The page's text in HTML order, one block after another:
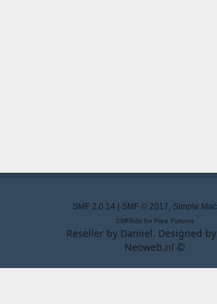
SMF 2.0.14 SMF © 2017, Simple
SMFAds for Free Forums
Reseller by Daniiel. Designed by
Neoweb.nl ©